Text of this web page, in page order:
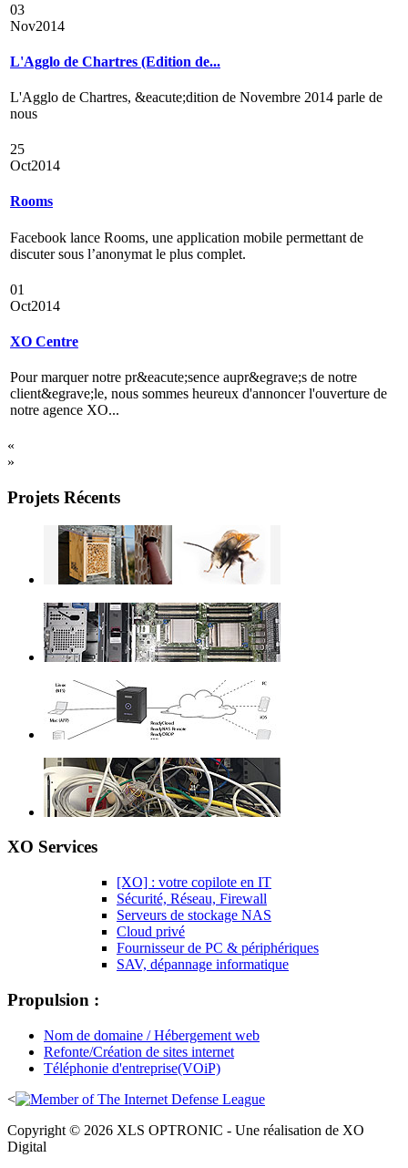
03
Nov2014
L'Agglo de Chartres (Edition de...
L'Agglo de Chartres, &eacute;dition de Novembre 2014 parle de
nous
25
Oct2014
Rooms
Facebook lance Rooms, une application mobile permettant de
discuter sous l’anonymat le plus complet.
01
Oct2014
XO Centre
Pour marquer notre pr&eacute;sence aupr&egrave;s de notre
client&egrave;le, nous sommes heureux d'annoncer l'ouverture de
notre agence XO...
«
»
Projets Récents
XO Services
[XO] : votre copilote en IT
Sécurité, Réseau, Firewall
Serveurs de stockage NAS
Cloud privé
Fournisseur de PC & périphériques
SAV, dépannage informatique
Propulsion :
Nom de domaine / Hébergement web
Refonte/Création de sites internet
Téléphonie d'entreprise(VOiP)
<
Copyright © 2026 XLS OPTRONIC - Une réalisation de XO
Digital